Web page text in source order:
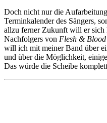
Doch nicht nur die
Terminkalender des Sängers,
allzu ferner Zukunft will er sich
Nachfolgers von Flesh & Blood
will ich mit meiner Band über
und über die Möglichkeit,
Das würde die Scheibe